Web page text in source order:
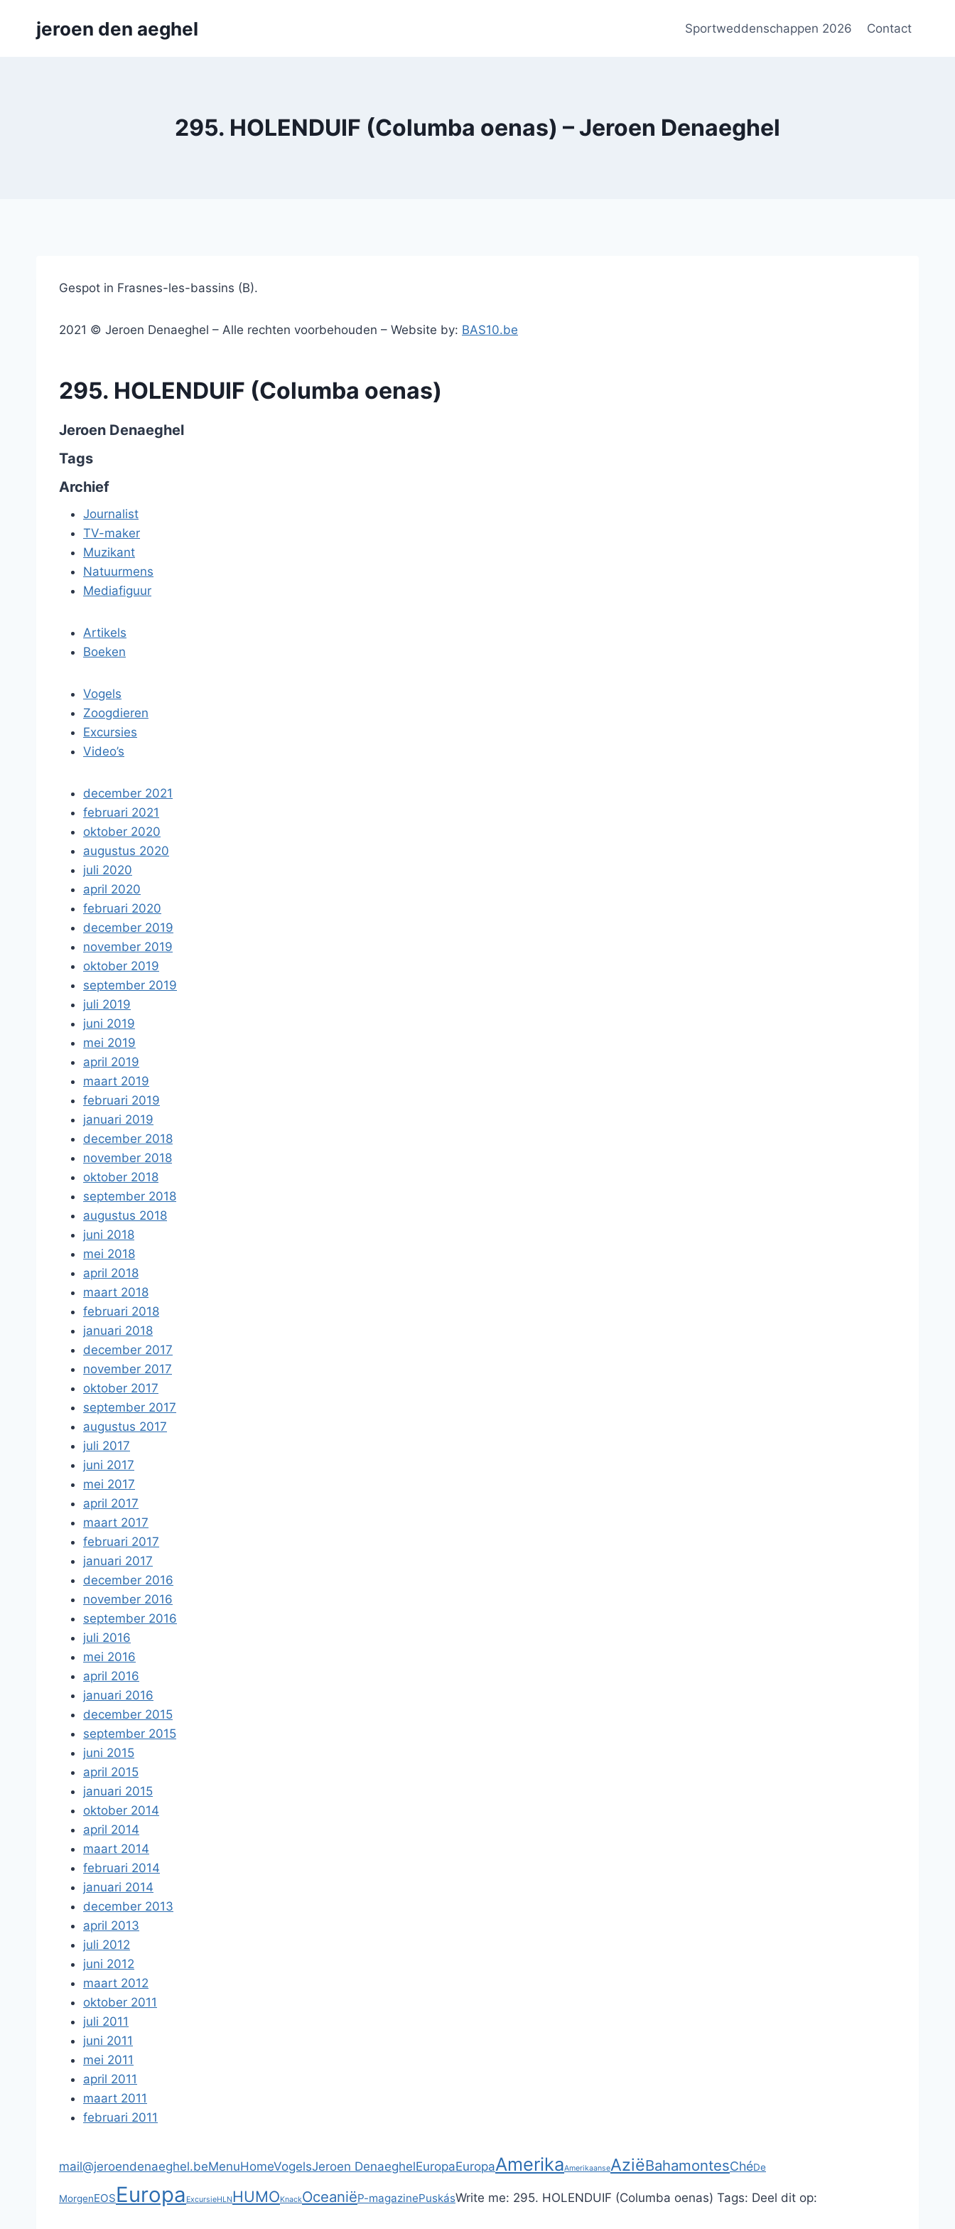
jeroen den aeghel Sportweddenschappen 2026 Contact
295. HOLENDUIF (Columba oenas) – Jeroen Denaeghel
Gespot in Frasnes-les-bassins (B).
2021 © Jeroen Denaeghel – Alle rechten voorbehouden – Website by: BAS10.be
295. HOLENDUIF (Columba oenas)
Jeroen Denaeghel
Tags
Archief
Journalist
TV-maker
Muzikant
Natuurmens
Mediafiguur
Artikels
Boeken
Vogels
Zoogdieren
Excursies
Video’s
december 2021
februari 2021
oktober 2020
augustus 2020
juli 2020
april 2020
februari 2020
december 2019
november 2019
oktober 2019
september 2019
juli 2019
juni 2019
mei 2019
april 2019
maart 2019
februari 2019
januari 2019
december 2018
november 2018
oktober 2018
september 2018
augustus 2018
juni 2018
mei 2018
april 2018
maart 2018
februari 2018
januari 2018
december 2017
november 2017
oktober 2017
september 2017
augustus 2017
juli 2017
juni 2017
mei 2017
april 2017
maart 2017
februari 2017
januari 2017
december 2016
november 2016
september 2016
juli 2016
mei 2016
april 2016
januari 2016
december 2015
september 2015
juni 2015
april 2015
januari 2015
oktober 2014
april 2014
maart 2014
februari 2014
januari 2014
december 2013
april 2013
juli 2012
juni 2012
maart 2012
oktober 2011
juli 2011
juni 2011
mei 2011
april 2011
maart 2011
februari 2011
mail@jeroendenaeghel.beMenuHomeVogelsJeroen DenaeghelEuropaEuropaAmerikaAmerikaanseAziëBahamontesChéDe
MorgenEOSEuropa ExcursieHLNHUMOKnackOceaniëP-magazinePuskásWrite me: 295. HOLENDUIF (Columba oenas) Tags: Deel dit op: